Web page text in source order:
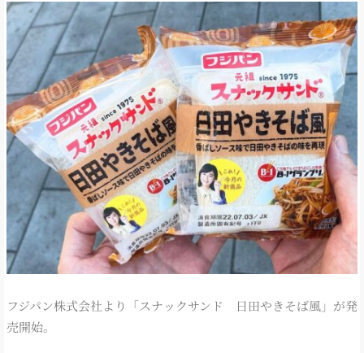
フジパン株式会社より「スナックサンド 日田やきそば風」が発
売開始。